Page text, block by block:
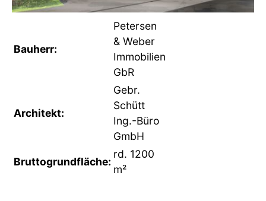
Bauherr:
Petersen
& Weber
Immobilien
GbR
Architekt:
Gebr.
Schütt
Ing.-Büro
GmbH
Bruttogrundfläche:
rd. 1200
m²